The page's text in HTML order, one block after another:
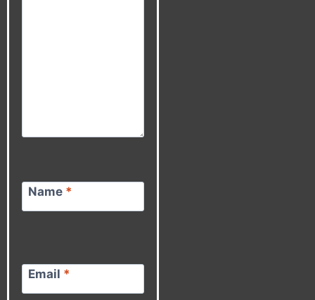
Name *
Email *